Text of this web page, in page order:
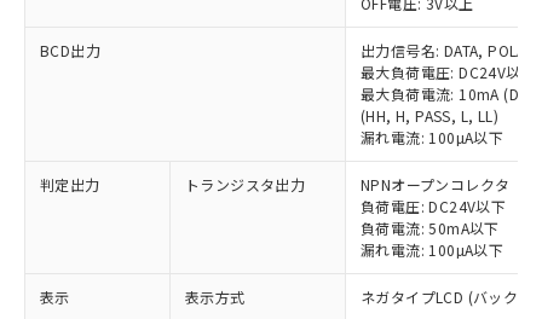
BCD出力
出力信号名: DATA,
最大負荷電圧: DC24V以下
最大負荷電流: 10mA
(HH, H, PASS, L, LL)
漏れ電流: 100µA以下
判定出力 トランジスタ出力
NPNオープンコレクタ
負荷電圧: DC24V以下
負荷電流: 50mA以下
漏れ電流: 100µA以下
表示 表示方式 ネガタイプLCD (バックラ
本サービスは、当社制御機器事業取扱
商品の当社在庫状況および標準価格
(税抜)を提供させていただくもので
当社制御機器事業取扱商品の中には、
本サービスの対象外となる商品もある
在庫状況および標準価格照会結果は、
記載している更新日時点での社内デー
タに基づき作成されるものであり、閲
非含有に非対応の商品で、対応品を出す予
調査・確認中：EU RoHS指令（10物質）の
非含有の対応状況を調査中または確認中の
非該当品：ライセンス料など無形物で、有
害物質有無と関係のない商品です。
仕入先様の事情により、非含有部品として
いたものが、含有品と判明した場合などや
むを得ず変更することがあります。
*EU RoHS指令（10物質）：
鉛(Pb) 1000ppm以下、 水銀(Hg) 1000ppm以下、 カド
「○」：最大均質材料含有率が中国RoHSの
基準値以下であることを示します。
「×」：最大均質材料含有率が中国RoHSの
基準値を超えていることを示します。
「－」：未確認です。当社販売部門へお問
当社は、これら貴社製品のうち、外国
為替および外国貿易法に定める商品
（以下｢規制貨物等」という）を輸出
または国外への提供する場合は、日本
説明